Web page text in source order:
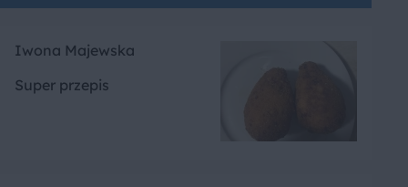
Iwona Majewska
Super przepis